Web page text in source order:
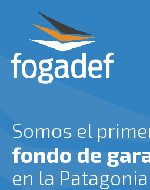
Somos el
fondo de
en la Patagonia